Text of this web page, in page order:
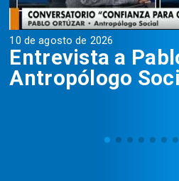
10 de agosto de 2026
Entrevista a
Antropólogo